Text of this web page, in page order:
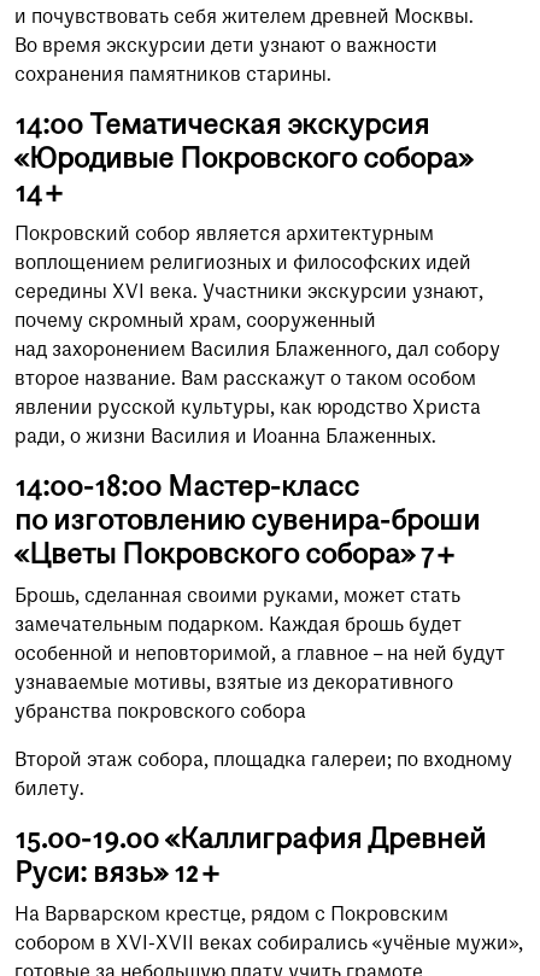
и почувствовать себя жителем древней Москвы.
Во время экскурсии дети узнают о важности
сохранения памятников старины.
14:00 Тематическая экскурсия
«Юродивые Покровского собора»
14+
Покровский собор является архитектурным
воплощением религиозных и философских идей
середины XVI века. Участники экскурсии узнают,
почему скромный храм, сооруженный
над захоронением Василия Блаженного, дал собору
второе название. Вам расскажут о таком особом
явлении русской культуры, как юродство Христа
ради, о жизни Василия и Иоанна Блаженных.
14:00-18:00 Мастер-класс
по изготовлению сувенира-броши
«Цветы Покровского собора» 7+
Брошь, сделанная своими руками, может стать
замечательным подарком. Каждая брошь будет
особенной и неповторимой, а главное – на ней будут
узнаваемые мотивы, взятые из декоративного
убранства покровского собора
Второй этаж собора, площадка галереи; по входному
билету.
15.00-19.00 «Каллиграфия Древней
Руси: вязь» 12+
На Варварском крестце, рядом с Покровским
собором в XVI-XVII веках собирались «учёные мужи»,